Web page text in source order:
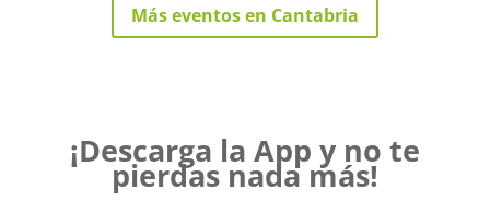
Más eventos en Cantabria
¡Descarga la App y no te
pierdas nada más!